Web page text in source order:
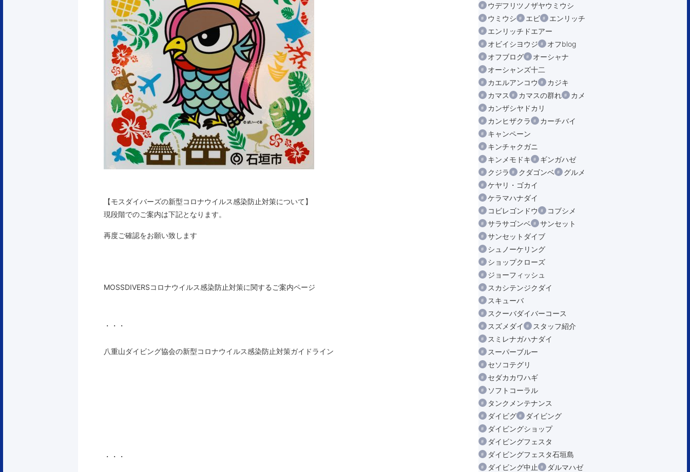
【モスダイバーズの新型コロナウイルス感染防止対策について】
現段階でのご案内は下記となります。
再度ご確認をお願い致します
MOSSDIVERSコロナウイルス感染防止対策に関するご案内ページ
・・・
八重山ダイビング協会の新型コロナウイルス感染防止対策ガイドライン
・・・
ウデフリツノザヤウミウシ
ウミウシ
エビ
エンリッチ
エンリッチドエアー
オビイシヨウジ
オフblog
オフブログ
オーシャナ
オーシャンズ十二
カエルアンコウ
カジキ
カマス
カマスの群れ
カメ
カンザシヤドカリ
カンヒザクラ
カーチバイ
キャンペーン
キンチャクガニ
キンメモドキ
ギンガハゼ
クジラ
クダゴンベ
グルメ
ケヤリ・ゴカイ
ケラマハナダイ
コビレゴンドウ
コブシメ
サラサゴンベ
サンセット
サンセットダイブ
シュノーケリング
ショップクローズ
ジョーフィッシュ
スカシテンジクダイ
スキューバ
スクーバダイバーコース
スズメダイ
スタッフ紹介
スミレナガハナダイ
スーパーブルー
セソコテグリ
セダカカワハギ
ソフトコーラル
タンクメンテナンス
ダイビグ
ダイビング
ダイビングショップ
ダイビングフェスタ
ダイビングフェスタ石垣島
ダイビング中止
ダルマハゼ